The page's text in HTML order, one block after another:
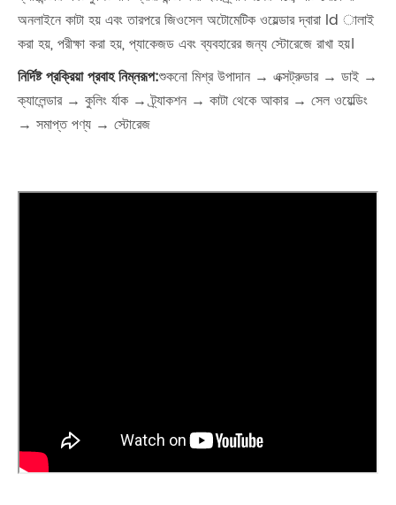
অনলাইনে কাটা হয় এবং তারপরে জিওসেল অটোমেটিক ওয়েল্ডার দ্বারা ld ালাই
করা হয়, পরীক্ষা করা হয়, প্যাকেজড এবং ব্যবহারের জন্য স্টোরেজে রাখা হয়।
নির্দিষ্ট প্রক্রিয়া প্রবাহ নিম্নরূপ:শুকনো মিশ্র উপাদান → এক্সট্রুডার → ডাই →
ক্যালেন্ডার → কুলিং র্যাক → ট্র্যাকশন → কাটা থেকে আকার → সেল ওয়েল্ডিং
→ সমাপ্ত পণ্য → স্টোরেজ